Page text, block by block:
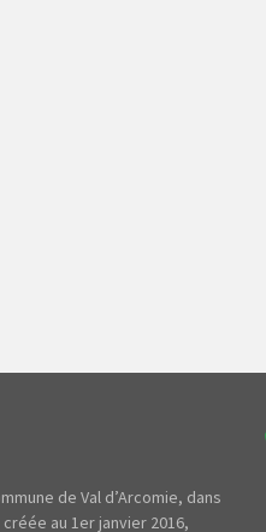
de Val d’Arcomie, dans
au 1er janvier 2016,